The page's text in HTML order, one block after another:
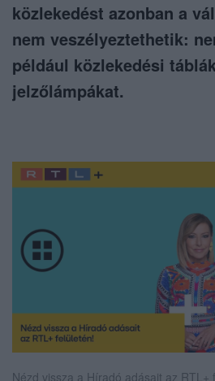
közlekedést azonban a
nem veszélyeztethetik:
például közlekedési
jelzőlámpákat.
Nézd vissza a Híradó adásait az RTL+